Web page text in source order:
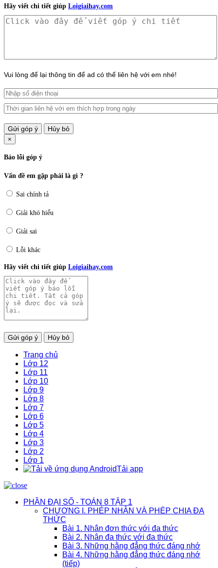
Hãy viết chi tiết giúp Loigiaihay.com
Vui lòng để lại thông tin để ad có thể liên hệ với em nhé!
Gửi góp ý Hủy bỏ
×
Báo lỗi góp ý
Vấn đề em gặp phải là gì ?
Sai chính tả
Giải khó hiểu
Giải sai
Lỗi khác
Hãy viết chi tiết giúp Loigiaihay.com
Gửi góp ý Hủy bỏ
Trang chủ
Lớp 12
Lớp 11
Lớp 10
Lớp 9
Lớp 8
Lớp 7
Lớp 6
Lớp 5
Lớp 4
Lớp 3
Lớp 2
Lớp 1
Tải app
PHẦN ĐẠI SỐ - TOÁN 8 TẬP 1
CHƯƠNG I. PHÉP NHÂN VÀ PHÉP CHIA ĐA
THỨC
Bài 1. Nhân đơn thức với đa thức
Bài 2. Nhân đa thức với đa thức
Bài 3. Những hằng đẳng thức đáng nhớ
Bài 4. Những hằng đẳng thức đáng nhớ
(tiếp)